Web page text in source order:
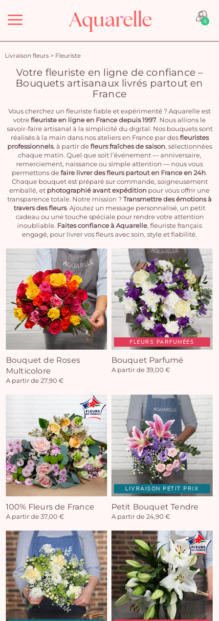
Menu 0
Livraison fleurs > Fleuriste
Votre fleuriste en ligne de confiance –
Bouquets artisanaux livrés partout en
France
Vous cherchez un fleuriste fiable et expérimenté ? Aquarelle est
votrefleuriste en ligne en France depuis 1997. Nous allions le
savoir-faire artisanal à la simplicité du digital. Nos bouquets sont
réalisés à la main dans nos ateliers en France par desfleuristes
professionnels, à partir defleurs fraîches de saison, sélectionnées
chaque matin. Quel que soit l’événement — anniversaire,
remerciement, naissance ou simple attention — nous vous
permettons defaire livrer des fleurs partout en France en 24h.
Chaque bouquet est préparé sur commande, soigneusement
emballé, et photographié avant expédition pour vous offrir une
transparence totale. Notre mission ?Transmettre des émotions à
travers des fleurs. Ajoutez un message personnalisé, un petit
cadeau ou une touche spéciale pour rendre votre attention
inoubliable. Faites confiance à Aquarelle, fleuriste français
engagé, pour livrer vos fleurs avec soin, style et fiabilité.
Bouquet de Roses
Multicolore
A partir de 27,90 €
FLEURS PARFUMÉES
Bouquet Parfumé
A partir de 39,00 €
100% Fleurs de France
A partir de 37,00 €
LIVRAISON PETIT PRIX
Petit Bouquet Tendre
A partir de 24,90 €